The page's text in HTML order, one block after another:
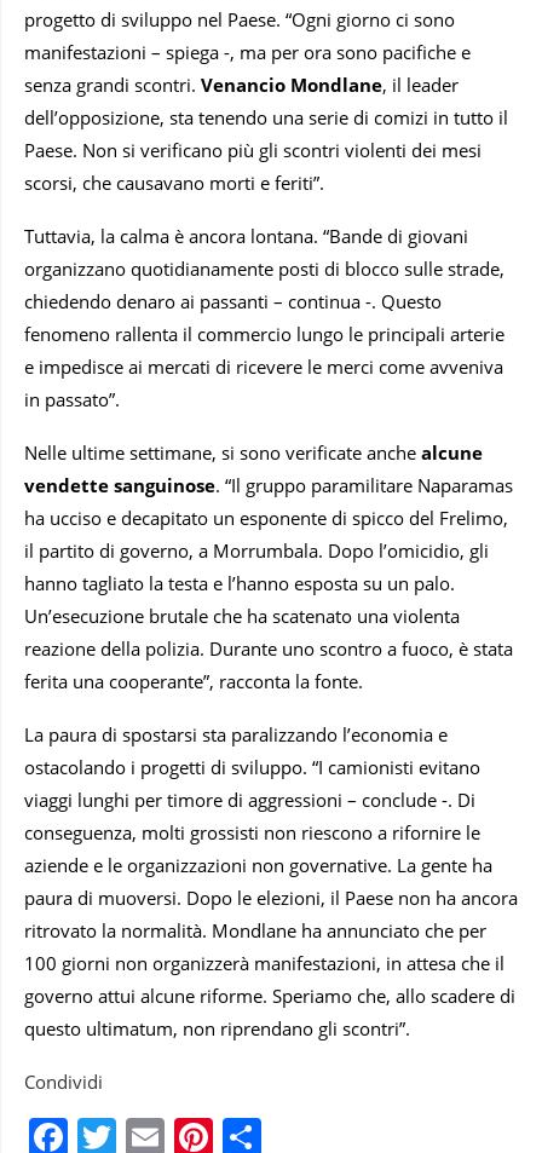
progetto di sviluppo nel Paese. “Ogni giorno ci sono
manifestazioni – spiega -, ma per ora sono pacifiche e
senza grandi scontri. Venancio Mondlane, il leader
dell’opposizione, sta tenendo una serie di comizi in tutto il
Paese. Non si verificano più gli scontri violenti dei mesi
scorsi, che causavano morti e feriti”.
Tuttavia, la calma è ancora lontana. “Bande di giovani
organizzano quotidianamente posti di blocco sulle strade,
chiedendo denaro ai passanti – continua -. Questo
fenomeno rallenta il commercio lungo le principali arterie
e impedisce ai mercati di ricevere le merci come avveniva
in passato”.
Nelle ultime settimane, si sono verificate anche alcune
vendette sanguinose. “Il gruppo paramilitare Naparamas
ha ucciso e decapitato un esponente di spicco del Frelimo,
il partito di governo, a Morrumbala. Dopo l’omicidio, gli
hanno tagliato la testa e l’hanno esposta su un palo.
Un’esecuzione brutale che ha scatenato una violenta
reazione della polizia. Durante uno scontro a fuoco, è stata
ferita una cooperante”, racconta la fonte.
La paura di spostarsi sta paralizzando l’economia e
ostacolando i progetti di sviluppo. “I camionisti evitano
viaggi lunghi per timore di aggressioni – conclude -. Di
conseguenza, molti grossisti non riescono a rifornire le
aziende e le organizzazioni non governative. La gente ha
paura di muoversi. Dopo le elezioni, il Paese non ha ancora
ritrovato la normalità. Mondlane ha annunciato che per
100 giorni non organizzerà manifestazioni, in attesa che il
governo attui alcune riforme. Speriamo che, allo scadere di
questo ultimatum, non riprendano gli scontri”.
Condividi
Facebook
Twitter
EmailPinterest